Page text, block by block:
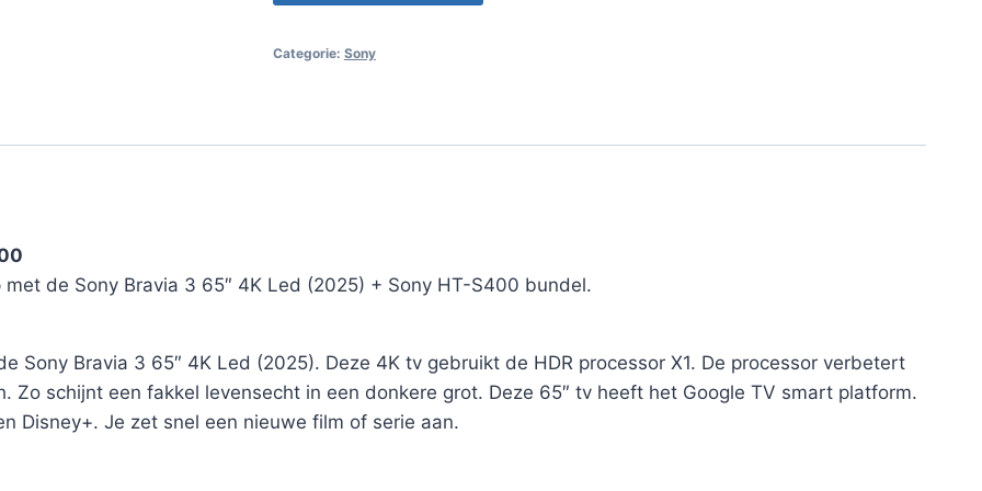
Categorie: Sony
de Sony Bravia 3 65″ 4K Led (2025) + Sony HT-S400 bundel.
Sony Bravia 3 65″ 4K Led (2025). Deze 4K tv gebruikt de HDR processor X1. De processor verbetert
Zo schijnt een fakkel levensecht in een donkere grot. Deze 65″ tv heeft het Google TV smart platform.
Disney+. Je zet snel een nieuwe film of serie aan.